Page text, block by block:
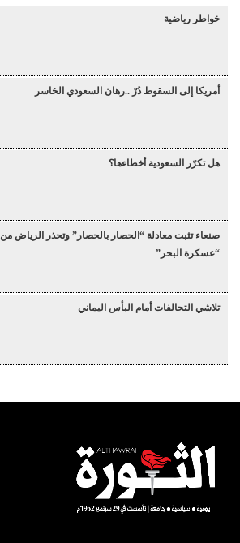
خواطر رياضية
أمريكا إلى السقوط دُرْ ..رهان السعودي الخاسر
هل تكرّر السعودية أخطاءها؟
صنعاء تثبت معادلة “الحصار بالحصار” وتحذر الرياض من
“عسكرة البحر”
تلاشي التحالفات أمام البأس اليماني